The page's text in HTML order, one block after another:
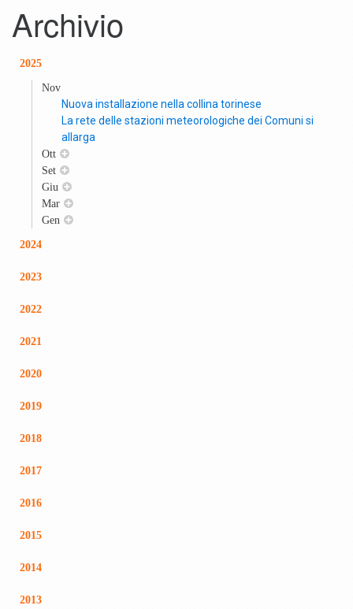
Archivio
2025
Nov
Nuova installazione nella collina torinese
La rete delle stazioni meteorologiche dei Comuni si
allarga
Ott
Set
Giu
Mar
Gen
2024
2023
2022
2021
2020
2019
2018
2017
2016
2015
2014
2013